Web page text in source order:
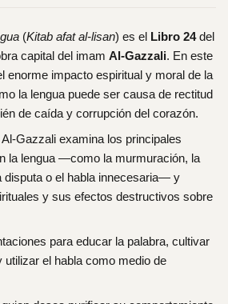
(Kitab afat al-lisan) es el Libro 24del
capital del imam Al-Gazzali. En este
enorme impacto espiritual y moral de la
la lengua puede ser causa de rectitud
de caída y corrupción del corazón.
Gazzali examina los principales
la lengua —como la murmuración, la
disputa o el habla innecesaria— y
y sus efectos destructivos sobre
para educar la palabra, cultivar
el habla como medio de